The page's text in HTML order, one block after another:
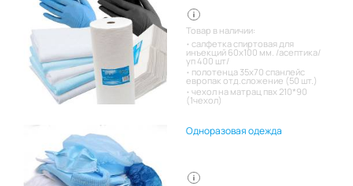
Товар в наличии:
салфетка спиртовая для
инъекций 60х100 мм. /асептика/
уп 400 шт/
полотенца 35х70 спанлейс
европак отд.сложение (50 шт.)
чехол на матрац пвх 210*90
(1чехол)
Одноразовая одежда